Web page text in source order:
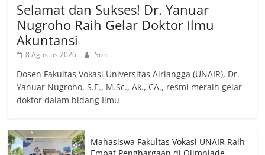
Selamat dan Sukses! Dr. Yanuar
Nugroho Raih Gelar Doktor Ilmu
Akuntansi
8 Agustus 2026 Son
Dosen Fakultas Vokasi Universitas Airlangga (UNAIR), Dr.
Yanuar Nugroho, S.E., M.Sc., Ak., CA., resmi meraih gelar
doktor dalam bidang Ilmu
Mahasiswa Fakultas Vokasi UNAIR Raih